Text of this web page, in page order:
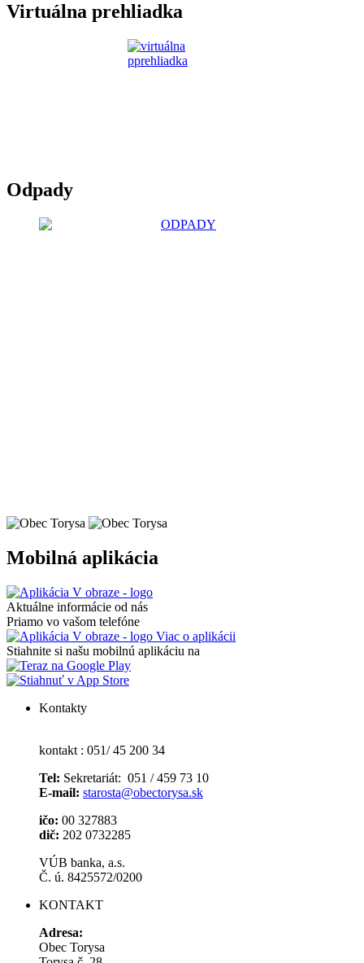
Virtuálna prehliadka
Odpady
Mobilná aplikácia
Aktuálne informácie od nás
Priamo vo vašom telefóne
Viac o aplikácii
Stiahnite si našu mobilnú aplikáciu na
Kontakty
kontakt : 051/ 45 200 34
Tel: Sekretariát: 051 / 459 73 10
E-mail: starosta@obectorysa.sk
ičo: 00 327883
dič: 202 0732285
VÚB banka, a.s.
Č. ú. 8425572/0200
KONTAKT
Adresa:
Obec Torysa